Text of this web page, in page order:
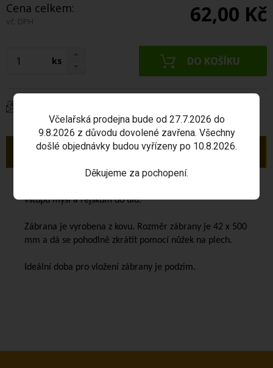
Cena celkem:
vč. DPH 62,00 Kč
ks
Popis
vstupu myší a rejskům do úlu.
Zábrana je vyrobena z kovu. Rozměr zábrany je 42 x 500
mm a dá se pohodlně zkrátit pomocí nůžek na plech.
Ideální doba pro vložení zábrany je podzim.
Včelařská prodejna bude od 27.7.2026 do
9.8.2026 z důvodu dovolené zavřena. Všechny
došlé objednávky budou vyřízeny po 10.8.2026.
Děkujeme za pochopení.